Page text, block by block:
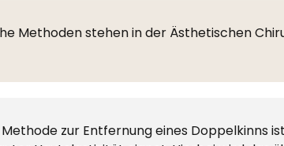
Methoden stehen in der Ästhetischen
Methode zur Entfernung eines Doppelkinns